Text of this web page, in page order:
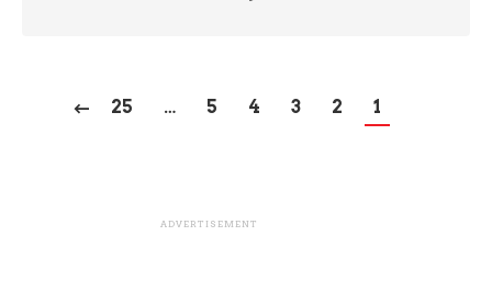
1
2
3
4
5
…
25